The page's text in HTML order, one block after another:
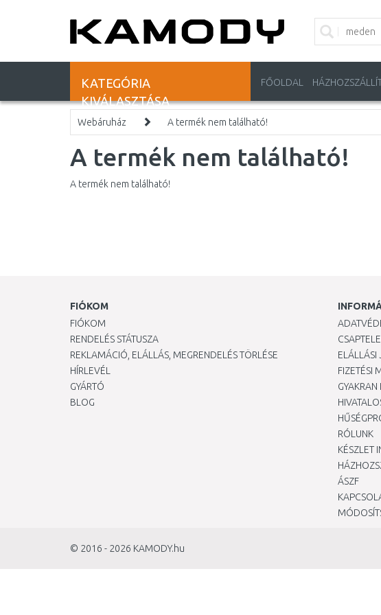
KATEGÓRIA
KIVÁLASZTÁSA
FŐOLDAL
Webáruház A termék nem található!
A termék nem található!
A termék nem található!
FIÓKOM
FIÓKOM
RENDELÉS STÁTUSZA
REKLAMÁCIÓ, ELÁLLÁS, MEGRENDELÉS TÖRLÉSE
HÍRLEVÉL
GYÁRTÓ
BLOG
ELÁLLÁSI
FIZETÉSI
GYAKRAN
RÓLUNK
KÉSZLET
ÁSZF
© 2016 - 2026 KAMODY.hu